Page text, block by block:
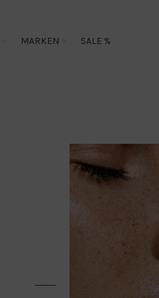
MARKEN SALE %